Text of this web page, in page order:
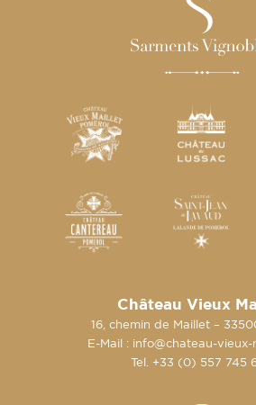
Château Vieux
16, chemin de Maillet –
E-Mail : info@chateau-vieux-
Tel. +33 (0) 557 745